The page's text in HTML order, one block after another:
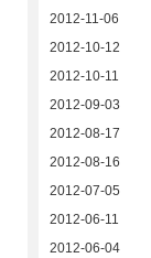
2012-11-06
2012-10-12
2012-10-11
2012-09-03
2012-08-17
2012-08-16
2012-07-05
2012-06-11
2012-06-04